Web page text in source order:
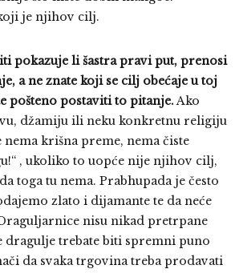
je njihov cilj.
pokazuje li šastra pravi put, prenosi
a ne znate koji se cilj obećaje u toj
pošteno postaviti to pitanje.Ako
džamiju ili neku konkretnu religiju
nema krišna preme, nema čiste
, ukoliko to uopće nije njihov cilj,
toga tu nema. Prabhupada je često
zlato i dijamante te da neće
nisu nikad pretrpane
dragulje trebate biti spremni puno
da svaka trgovina treba prodavati